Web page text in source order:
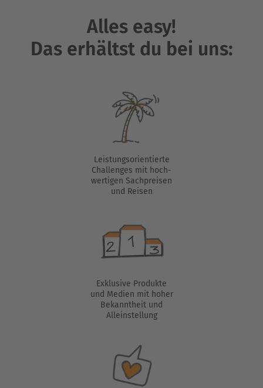
Alles easy!
Das erhältst du bei uns:
Leistungsorientierte
Challenges mit hoch-
wertigen Sachpreisen
und Reisen
Exklusive Produkte
und Medien mit hoher
Bekanntheit und
Alleinstellung